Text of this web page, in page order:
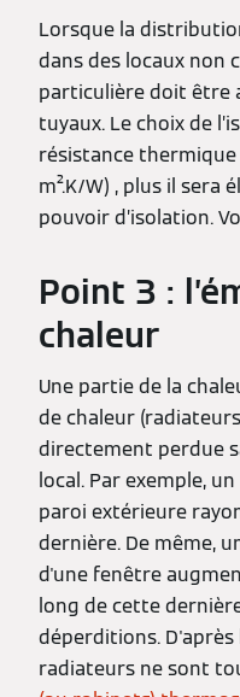
Lorsque la
dans des locaux non
particulière doit être
tuyaux. Le choix de
résistance thermique
m².K/W) , plus il sera
pouvoir d’isolation.
Point 3 :
chaleur
Une partie de la
de chaleur
directement perdue
local. Par exemple,
paroi extérieure
dernière. De même,
d'une fenêtre
long de cette
déperditions.
radiateurs ne sont